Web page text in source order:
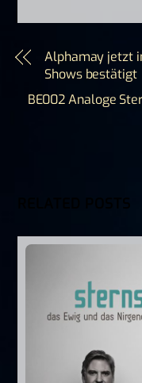
Alphamay jetzt
Shows bestätigt
BE002 Analoge